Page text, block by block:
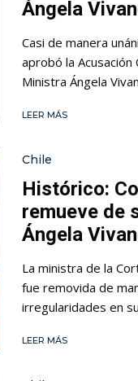
Ángela
Casi de manera
aprobó la Acusación
Ministra Ángela
LEER MÁS
Chile
Histórico:
remueve de
Ángela
La ministra de la
fue removida de
irregularidades en
LEER MÁS